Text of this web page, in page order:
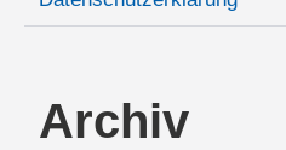
Archiv